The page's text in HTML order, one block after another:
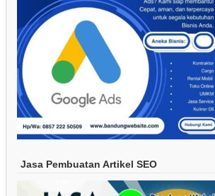
Jasa Pembuatan Artikel SEO